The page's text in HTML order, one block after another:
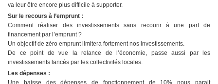
va leur être encore plus difficile à supporter.
Sur le recours à l’emprunt :
Comment réaliser des investissements sans recourir à une part de
financement par l’emprunt ?
Un objectif de zéro emprunt limitera fortement nos investissements.
De ce point de vue la relance de l’économie, passe aussi par les
investissements lancés par les collectivités locales.
Les dépenses :
Une baisse des dépenses de fonctionnement de 10% nous parait